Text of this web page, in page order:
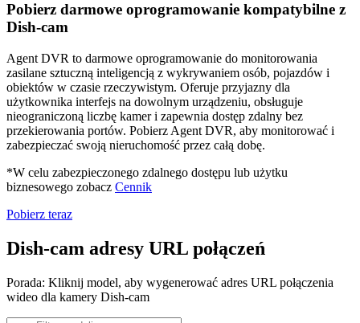
Pobierz darmowe oprogramowanie kompatybilne z
Dish-cam
Agent DVR to darmowe oprogramowanie do monitorowania
zasilane sztuczną inteligencją z wykrywaniem osób, pojazdów i
obiektów w czasie rzeczywistym. Oferuje przyjazny dla
użytkownika interfejs na dowolnym urządzeniu, obsługuje
nieograniczoną liczbę kamer i zapewnia dostęp zdalny bez
przekierowania portów. Pobierz Agent DVR, aby monitorować i
zabezpieczać swoją nieruchomość przez całą dobę.
*W celu zabezpieczonego zdalnego dostępu lub użytku
biznesowego zobacz Cennik
Pobierz teraz
Dish-cam adresy URL połączeń
Porada: Kliknij model, aby wygenerować adres URL połączenia
wideo dla kamery Dish-cam